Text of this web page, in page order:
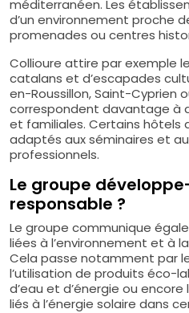
méditerranéen. Les
d’un environnement proche
promenades ou centres
Collioure attire par exemple
catalans et d’escapades
en-Roussillon, Saint-Cyprien
correspondent davantage à
et familiales. Certains hôtels
adaptés aux séminaires et
professionnels.
Le groupe
responsable ?
Le groupe communique
liées à l’environnement et à
Cela passe notamment par
l’utilisation de produits éco-
d’eau et d’énergie ou
liés à l’énergie solaire dans